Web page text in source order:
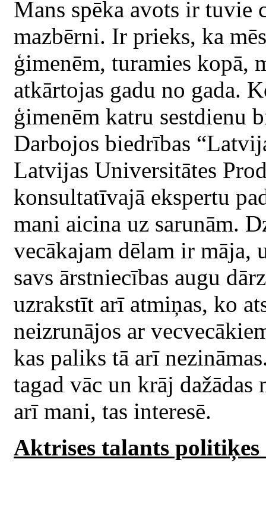
Mans spēka avots ir
mazbērni. Ir prieks, ka
ģimenēm, turamies kopā,
atkārtojas gadu no gada.
ģimenēm katru sestdienu
Darbojos biedrības
Latvijas Universitātes
konsultatīvajā ekspertu
mani aicina uz sarunām.
vecākajam dēlam ir māja,
savs ārstniecības augu
uzrakstīt arī atmiņas, ko
neizrunājos ar
kas paliks tā arī
tagad vāc un krāj
arī mani, tas interesē.
Aktrises talants politiķes